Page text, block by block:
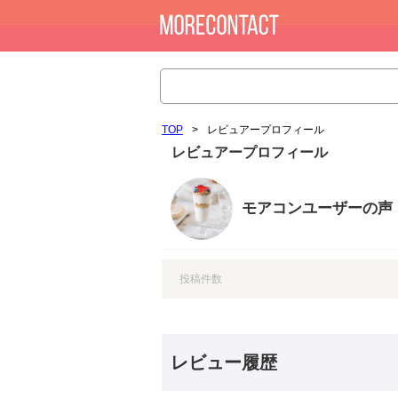
TOP > レビュアープロフィール
レビュアープロフィール
モアコンユーザーの声
投稿件数
レビュー履歴